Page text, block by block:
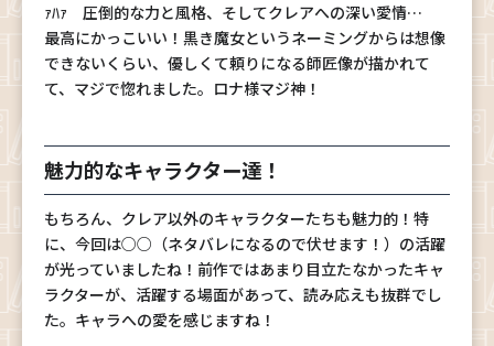
ｧﾊｧ 圧倒的な力と風格、そしてクレアへの深い愛情…
最高にかっこいい！黒き魔女というネーミングからは想像
できないくらい、優しくて頼りになる師匠像が描かれて
て、マジで惚れました。ロナ様マジ神！
魅力的なキャラクター達！
もちろん、クレア以外のキャラクターたちも魅力的！特
に、今回は○○（ネタバレになるので伏せます！）の活躍
が光っていましたね！前作ではあまり目立たなかったキャ
ラクターが、活躍する場面があって、読み応えも抜群でし
た。キャラへの愛を感じますね！